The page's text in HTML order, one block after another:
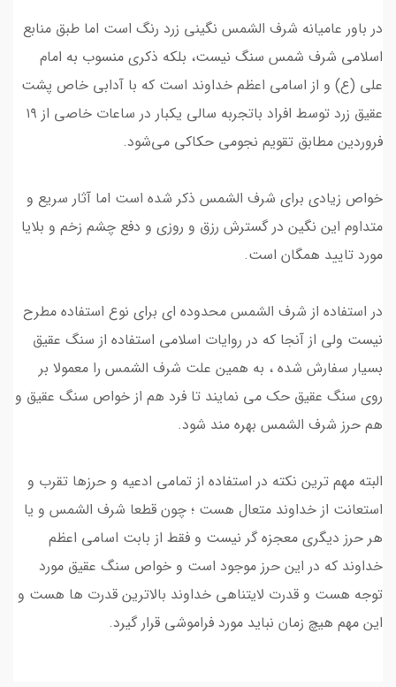
در باور عامیانه شرف الشمس نگینی زرد رنگ است اما طبق منابع
اسلامی شرف شمس سنگ نیست، بلکه ذکری منسوب به امام
علی (ع) و از اسامی اعظم خداوند است که با آدابی خاص پشت
عقیق زرد توسط افراد باتجربه سالی یکبار در ساعات خاصی از ۱۹
فروردین مطابق تقویم‌ نجومی حکاکی می‌شود.
خواص زیادی برای شرف الشمس ذکر شده است اما آثار سریع و
متداوم این نگین در گسترش رزق و روزی و دفع چشم زخم و بلایا
مورد تایید همگان است.
در استفاده از شرف الشمس محدوده ای برای نوع استفاده مطرح
نیست ولی از آنجا که در روایات اسلامی استفاده از سنگ عقیق
بسیار سفارش شده ، به همین علت شرف الشمس را معمولا بر
روی سنگ عقیق حک می نمایند تا فرد هم از خواص سنگ عقیق و
هم حرز شرف الشمس بهره مند شود.
البته مهم ترین نکته در استفاده از تمامی ادعیه و حرزها تقرب و
استعانت از خداوند متعال هست ؛ چون قطعا شرف الشمس و یا
هر حرز دیگری معجزه گر نیست و فقط از بابت اسامی اعظم
خداوند که در این حرز موجود است و خواص سنگ عقیق مورد
توجه هست و قدرت لایتناهی خداوند بالاترین قدرت ها هست و
این مهم هیچ زمان نباید مورد فراموشی قرار گیرد.